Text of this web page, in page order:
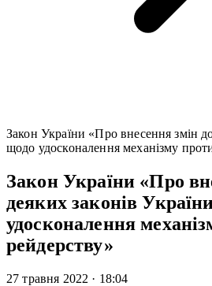
Закон України «Про внесення змін
щодо удосконалення механізму
Закон України «Про
деяких законів
удосконалення
рейдерству»
27 травня 2022 · 18:04